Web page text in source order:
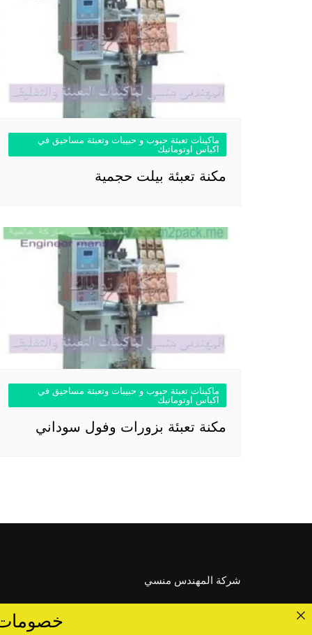
ماكينات تعبئة حبوب و حبيبات وتعبئة مساحيق في
اكياس اوتوماتيك
مكنة تعبئة بيلت حجمية
ماكينات تعبئة حبوب و حبيبات وتعبئة مساحيق في
اكياس اوتوماتيك
مكنة تعبئة بزورات وفول سوداني
شركة المهندس منسي
خصومات تصل الى 40 %...